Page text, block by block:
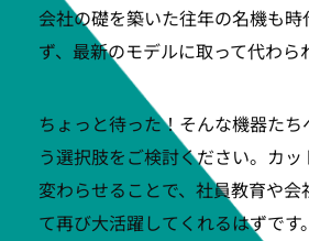
会社の礎を築いた往年の名機も
ず、最新のモデルに取って代わら
ちょっと待った！そんな機器た
う選択肢をご検討ください。カ
変わらせることで、社員教育や会
て再び大活躍してくれるはずです。